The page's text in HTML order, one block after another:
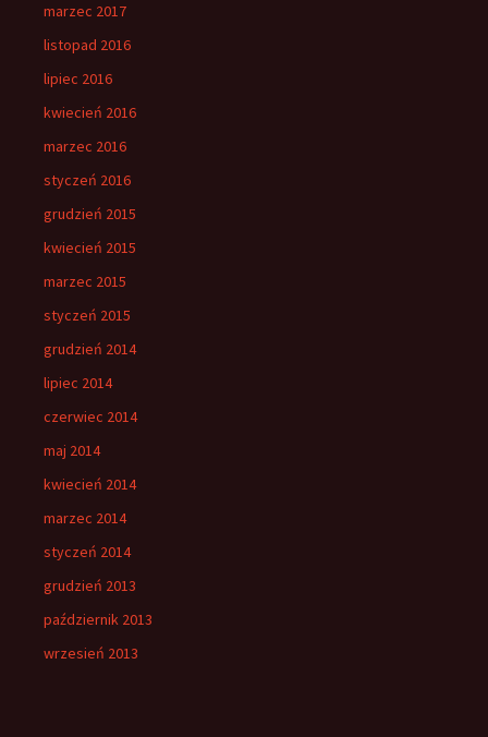
marzec 2017
listopad 2016
lipiec 2016
kwiecień 2016
marzec 2016
styczeń 2016
grudzień 2015
kwiecień 2015
marzec 2015
styczeń 2015
grudzień 2014
lipiec 2014
czerwiec 2014
maj 2014
kwiecień 2014
marzec 2014
styczeń 2014
grudzień 2013
październik 2013
wrzesień 2013